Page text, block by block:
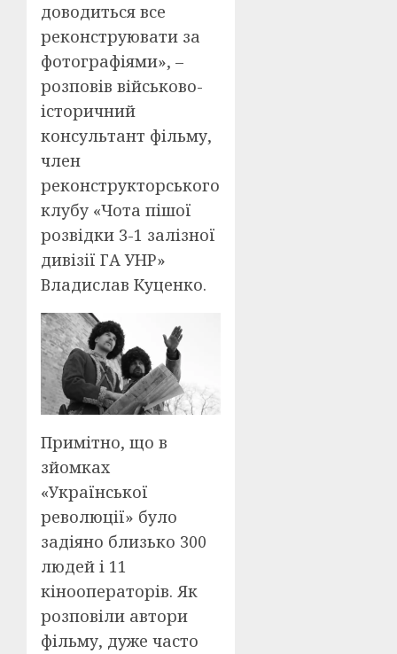
доводиться все
реконструювати за
фотографіями», –
розповів військово-
історичний
консультант фільму,
член
реконструкторського
клубу «Чота пішої
розвідки 3-1 залізної
дивізії ГА УНР»
Владислав Куценко.
Примітно, що в
зйомках
«Української
революції» було
задіяно близько 300
людей і 11
кінооператорів. Як
розповіли автори
фільму, дуже часто